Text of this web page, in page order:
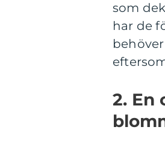
som
har de
2. En